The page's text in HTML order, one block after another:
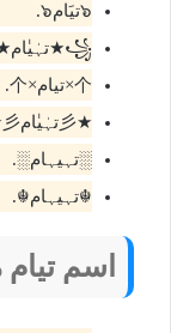
๖تيَام๖.
꧁★تہٰيٰام★꧂.
个×تيام×个.
★彡تہٰيٰام彡★.
░تہيہام░.
☬تہيہام☬.
اسم